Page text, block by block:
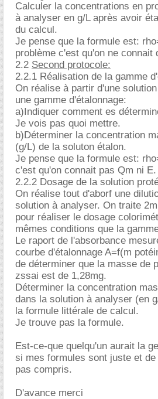
Calculer la concentrations en
à analyser en g/L après avoir
du calcul.
Je pense que la formule est:
problème c'est qu'on ne connait
2.2 Second protocole:
2.2.1 Réalisation de la gamme
On réalise à partir d'une
une gamme d'étalonnage:
a)Indiquer comment es
Je vois pas quoi mettre.
b)Déterminer la concentration
(g/L) de la soluton étalon.
Je pense que la formule est:
c'est qu'on connait pas Qm ni E.
2.2.2 Dosage de la solution
On réalise tout d'aborf une
solution à analyser. On traite
pour réaliser le dosage
mêmes conditions que la
Le raport de l'absorbance
courbe d'étalonnage A=f(m
de déterminer que la masse de
zssai est de 1,28mg.
Déterminer la concentration
dans la solution à analyser (en
la formule littérale de calcul.
Je trouve pas la formule.
Est-ce-que quelqu'un aurait la
si mes formules sont juste et
pas compris.
D'avance merci